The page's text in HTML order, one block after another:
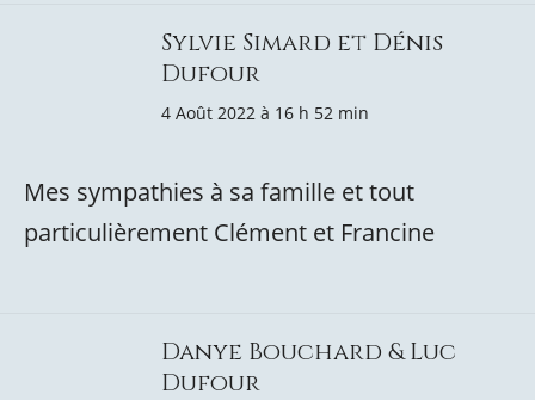
Sylvie Simard et Dénis
Dufour
4 Août 2022 à 16 h 52 min
Mes sympathies à sa famille et tout
particulièrement Clément et Francine
Danye Bouchard & Luc
Dufour